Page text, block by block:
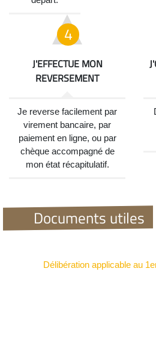
J'EFFECTUE MON
REVERSEMENT
Je reverse facilement par
virement bancaire, par
paiement en ligne, ou par
chèque accompagné de
mon état récapitulatif.
Documents utiles
Délibération applicable au